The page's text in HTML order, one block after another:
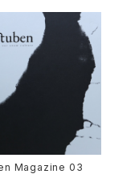
Magazine 03